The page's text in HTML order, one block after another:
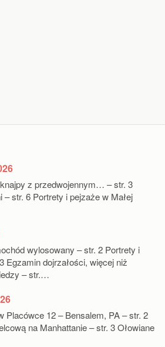
z przedwojennym… – str. 3
– str. 6 Portrety i pejzaże w Małej
wylosowany – str. 2 Portrety i
Egzamin dojrzałości, więcej niż
– str.…
Placówce 12 – Bensalem, PA – str. 2
na Manhattanie – str. 3 Ołowiane